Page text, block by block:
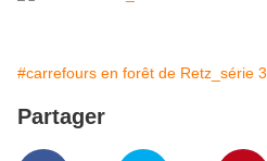
#carrefours en forêt de Retz_série 3
Partager